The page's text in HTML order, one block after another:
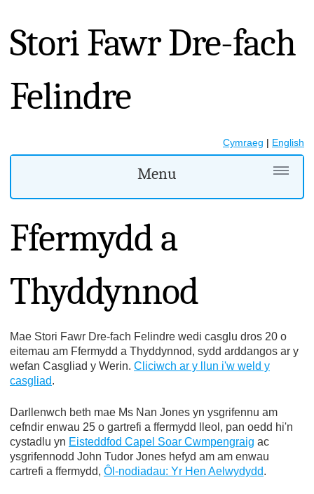
Stori Fawr Dre-fach
Felindre
Cymraeg | English
Menu
Ffermydd a
Thyddynnod
Mae Stori Fawr Dre-fach Felindre wedi casglu dros 20 o
eitemau am Ffermydd a Thyddynnod, sydd arddangos ar y
wefan Casgliad y Werin. Cliciwch ar y llun i'w weld y
casgliad.
Darllenwch beth mae Ms Nan Jones yn ysgrifennu am
cefndir enwau 25 o gartrefi a ffermydd lleol, pan oedd hi'n
cystadlu yn Eisteddfod Capel Soar Cwmpengraig ac
ysgrifennodd John Tudor Jones hefyd am am enwau
cartrefi a ffermydd, Ôl-nodiadau: Yr Hen Aelwydydd.